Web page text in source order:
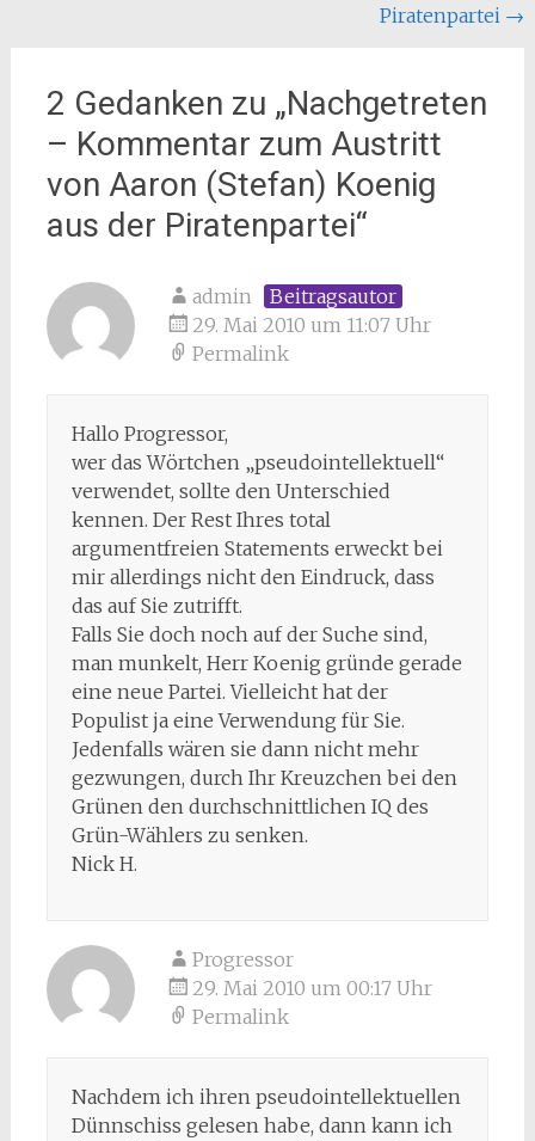
Piratenpartei →
2 Gedanken zu „Nachgetreten
– Kommentar zum Austritt
von Aaron (Stefan) Koenig
aus der Piratenpartei“
admin
Beitragsautor
29. Mai 2010 um 11:07 Uhr
Permalink
Hallo Progressor,
wer das Wörtchen „pseudointellektuell“
verwendet, sollte den Unterschied
kennen. Der Rest Ihres total
argumentfreien Statements erweckt bei
mir allerdings nicht den Eindruck, dass
das auf Sie zutrifft.
Falls Sie doch noch auf der Suche sind,
man munkelt, Herr Koenig gründe gerade
eine neue Partei. Vielleicht hat der
Populist ja eine Verwendung für Sie.
Jedenfalls wären sie dann nicht mehr
gezwungen, durch Ihr Kreuzchen bei den
Grünen den durchschnittlichen IQ des
Grün-Wählers zu senken.
Nick H.
Progressor
29. Mai 2010 um 00:17 Uhr
Permalink
Nachdem ich ihren pseudointellektuellen
Dünnschiss gelesen habe, dann kann ich